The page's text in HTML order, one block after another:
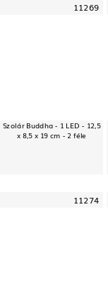
11269
Szolár Buddha - 1 LED - 12,5
x 8,5 x 19 cm - 2 féle
11274